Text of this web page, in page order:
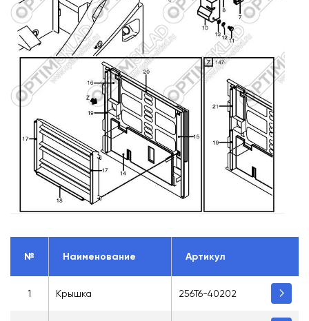
№ Наименование Артикул
1 Крышка 256T6-40202